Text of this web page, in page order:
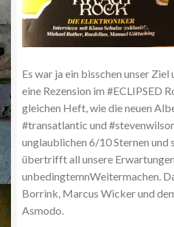
Es war ja ein bisschen unser Ziel
eine Rezension im #ECLIPSED
gleichen Heft, wie die neuen
#transatlantic und
unglaublichen 6/10 Sternen und
übertrifft all unsere
unbedingtemnWeitermachen.
Borrink, Marcus Wicker und
Asmodo.